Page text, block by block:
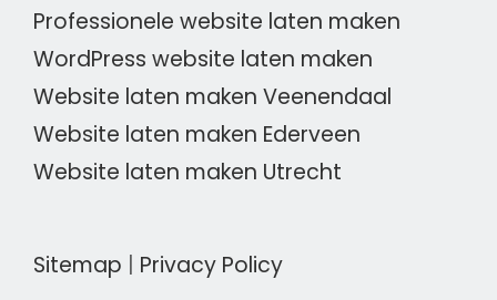
Professionele website laten maken
WordPress website laten maken
Website laten maken Veenendaal
Website laten maken Ederveen
Website laten maken Utrecht
Sitemap | Privacy Policy